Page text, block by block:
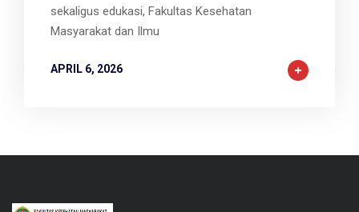
sekaligus edukasi, Fakultas Kesehatan
Masyarakat dan Ilmu
APRIL 6, 2026